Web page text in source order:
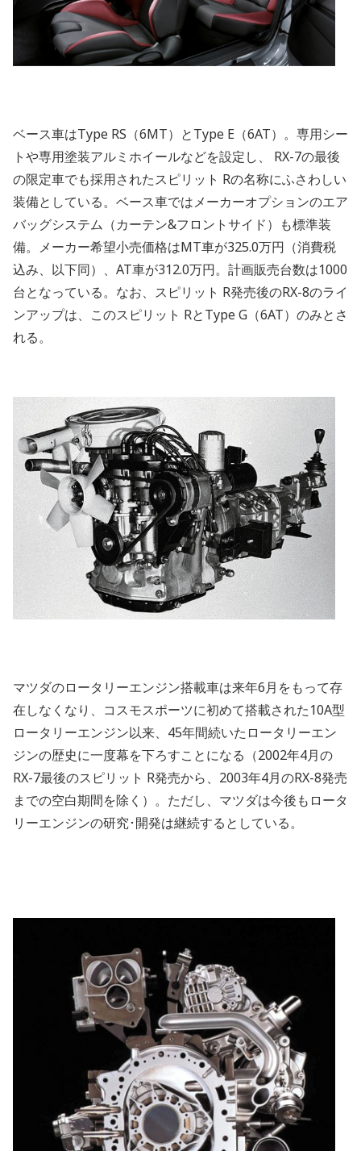
ベース車はType RS（6MT）とType E（6AT）。専用シー
トや専用塗装アルミホイールなどを設定し、 RX-7の最後
の限定車でも採用されたスピリット Rの名称にふさわしい
装備としている。ベース車ではメーカーオプションのエア
バッグシステム（カーテン&フロントサイド）も標準装
備。メーカー希望小売価格はMT車が325.0万円（消費税
込み、以下同）、AT車が312.0万円。計画販売台数は1000
台となっている。なお、スピリット R発売後のRX-8のライ
ンアップは、このスピリット RとType G（6AT）のみとさ
れる。
マツダのロータリーエンジン搭載車は来年6月をもって存
在しなくなり、コスモスポーツに初めて搭載された10A型
ロータリーエンジン以来、45年間続いたロータリーエン
ジンの歴史に一度幕を下ろすことになる（2002年4月の
RX-7最後のスピリット R発売から、2003年4月のRX-8発売
までの空白期間を除く）。ただし、マツダは今後もロータ
リーエンジンの研究･開発は継続するとしている。